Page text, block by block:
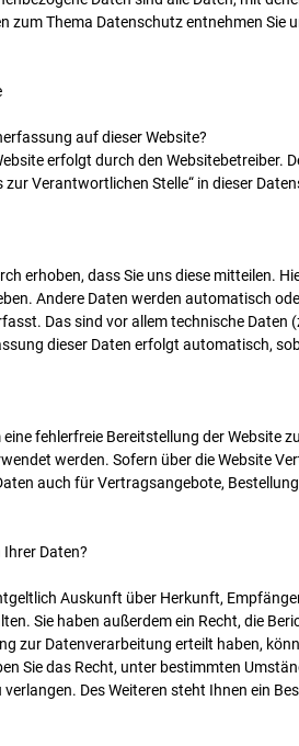
zum Thema Datenschutz entnehmen Sie
auf dieser Website?
erfolgt durch den Websitebetreiber.
zur Verantwortlichen Stelle“ in dieser
erhoben, dass Sie uns diese mitteilen.
Andere Daten werden automatisch
Das sind vor allem technische
dieser Daten erfolgt automatisch,
eine fehlerfreie Bereitstellung der Website
werden. Sofern über die Website
auch für Vertragsangebote,
Ihrer Daten?
Auskunft über Herkunft,
Sie haben außerdem ein Recht, die
zur Datenverarbeitung erteilt haben,
Sie das Recht, unter bestimmten
Des Weiteren steht Ihnen ein